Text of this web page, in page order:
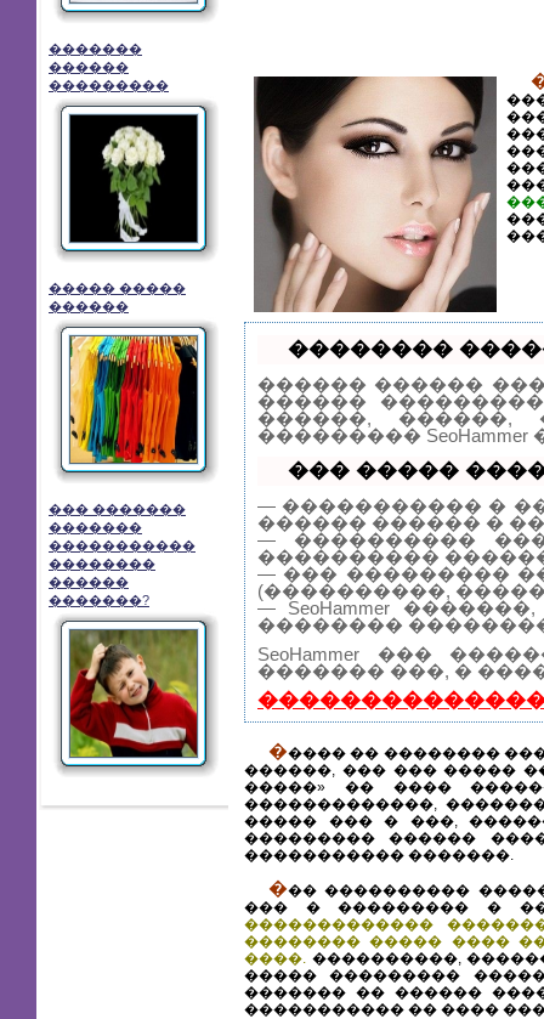
�������
������
���������
����� �����
������
��� �������
�������
�����������
��������
������
�������?
��������
������ ������
������
������, ������,
���������
��� �����
— ����������� �
������ ������ �
— ����������
����������
— ��� ���������
(����������,
— SeoHammer
��������
SeoHammer ���
������� ���, �
����� �� ��������
������, ��� ��� �����
�����» �� ����
�������������,
����� ��� � ���,
��������� ������
����������� �������.
��� ����������
��� � ��������� �
�������������
�������� ����� ����
����. ����������,
����� ���������
������� �� ������
����������� �� ����